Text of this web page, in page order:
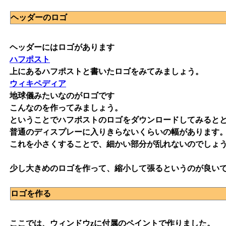
ヘッダーのロゴ
ヘッダーにはロゴがあります
ハフポスト
上にあるハフポストと書いたロゴをみてみましょう。
ウィキペディア
地球儀みたいなのがロゴです
こんなのを作ってみましょう。
ということでハフポストのロゴをダウンロードしてみると
普通のディスプレーに入りきらないくらいの幅があります。
これを小さくすることで、細かい部分が乱れないのでしょう
少し大きめのロゴを作って、縮小して張るというのが良いで
ロゴを作る
ここでは、ウィンドウzに付属のペイントで作りました。